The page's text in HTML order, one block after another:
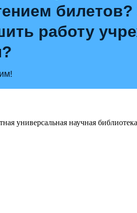
билетов?
работу
универсальная научная